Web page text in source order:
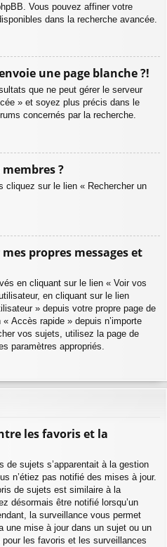
Vous pouvez affiner votre
dans la recherche avancée.
une page blanche ?!
que ne peut gérer le serveur
» et soyez plus précis dans le
concernés par la recherche.
?
cliquez sur le lien « Rechercher un
propres messages et
en cliquant sur le lien « Voir vos
en cliquant sur le lien
» depuis votre propre page de
Accès rapide » depuis n’importe
vos sujets, utilisez la page de
paramètres appropriés.
les favoris et la
sujets s’apparentait à la gestion
n’étiez pas notifié des mises à jour.
de sujets est similaire à la
désormais être notifié lorsqu’un
la surveillance vous permet
une mise à jour dans un sujet ou un
les favoris et les surveillances